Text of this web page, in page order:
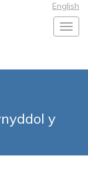
English
y